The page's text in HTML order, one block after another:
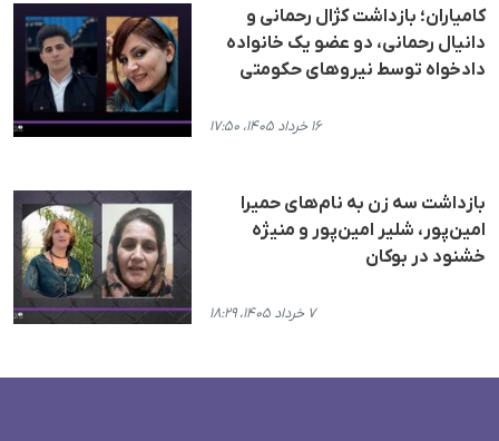
کامیاران؛ بازداشت کژال رحمانی و
دانیال رحمانی، دو عضو یک خانواده
دادخواه توسط نیروهای حکومتی
۱۶ خرداد ۱۴۰۵، ۱۷:۵۰
بازداشت سه زن به نام‌های حمیرا
امین‌پور، شلیر امین‌پور و منیژه
خشنود در بوکان
۷ خرداد ۱۴۰۵، ۱۸:۲۹